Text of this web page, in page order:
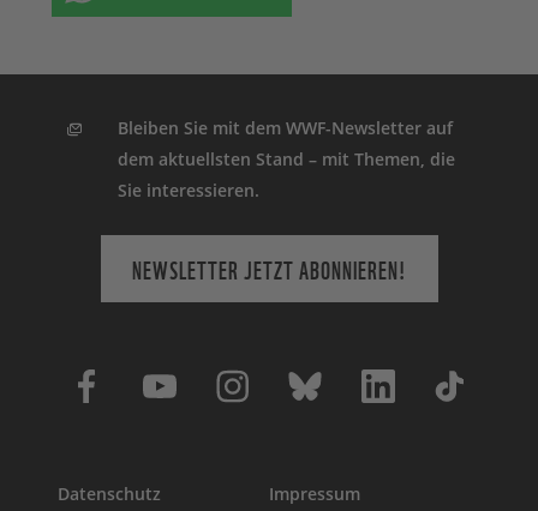
Bleiben Sie mit dem WWF-Newsletter auf
dem aktuellsten Stand – mit Themen, die
Sie interessieren.
NEWSLETTER JETZT ABONNIEREN!
Datenschutz Impressum